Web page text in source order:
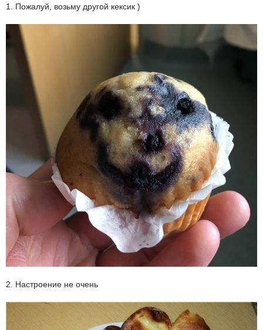
1. Пожалуй, возьму другой кексик )
2. Настроение не очень